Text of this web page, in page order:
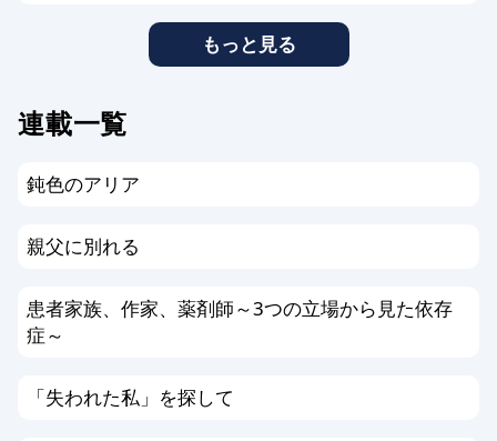
もっと見る
連載一覧
鈍色のアリア
親父に別れる
患者家族、作家、薬剤師～3つの立場から見た依存
症～
「失われた私」を探して